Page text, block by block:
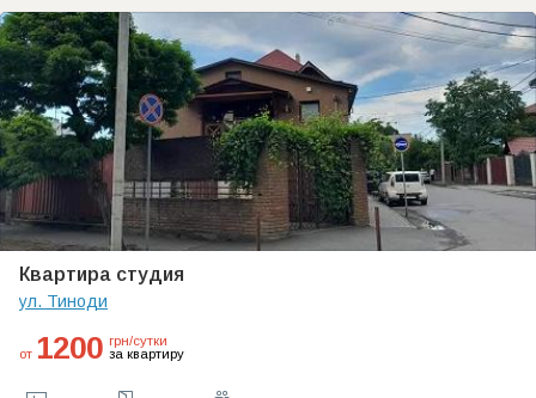
Квартира студия
ул. Тиноди
от 1200 грн/сутки
за квартиру